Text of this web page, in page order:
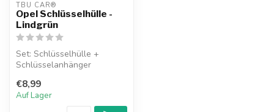
TBU CAR®
Opel Schlüsselhülle -
Lindgrün
Set: Schlüsselhülle +
Schlüsselanhänger
€8,99
Auf Lager